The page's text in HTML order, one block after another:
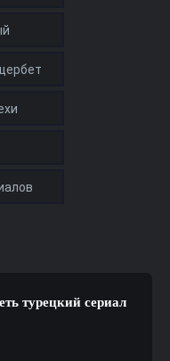
турецкий сериал